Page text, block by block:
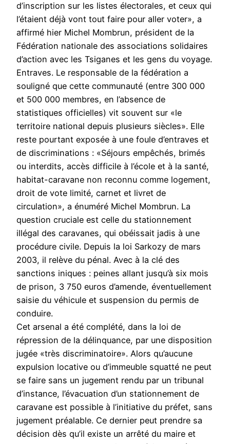
d’inscription sur les listes électorales, et ceux qui
l’étaient déjà vont tout faire pour aller voter», a
affirmé hier Michel Mombrun, président de la
Fédération nationale des associations solidaires
d’action avec les Tsiganes et les gens du voyage.
Entraves. Le responsable de la fédération a
souligné que cette communauté (entre 300 000
et 500 000 membres, en l’absence de
statistiques officielles) vit souvent sur «le
territoire national depuis plusieurs siècles». Elle
reste pourtant exposée à une foule d’entraves et
de discriminations : «Séjours empêchés, brimés
ou interdits, accès difficile à l’école et à la santé,
habitat-caravane non reconnu comme logement,
droit de vote limité, carnet et livret de
circulation», a énuméré Michel Mombrun. La
question cruciale est celle du stationnement
illégal des caravanes, qui obéissait jadis à une
procédure civile. Depuis la loi Sarkozy de mars
2003, il relève du pénal. Avec à la clé des
sanctions iniques : peines allant jusqu’à six mois
de prison, 3 750 euros d’amende, éventuellement
saisie du véhicule et suspension du permis de
conduire.
Cet arsenal a été complété, dans la loi de
répression de la délinquance, par une disposition
jugée «très discriminatoire». Alors qu’aucune
expulsion locative ou d’immeuble squatté ne peut
se faire sans un jugement rendu par un tribunal
d’instance, l’évacuation d’un stationnement de
caravane est possible à l’initiative du préfet, sans
jugement préalable. Ce dernier peut prendre sa
décision dès qu’il existe un arrêté du maire et